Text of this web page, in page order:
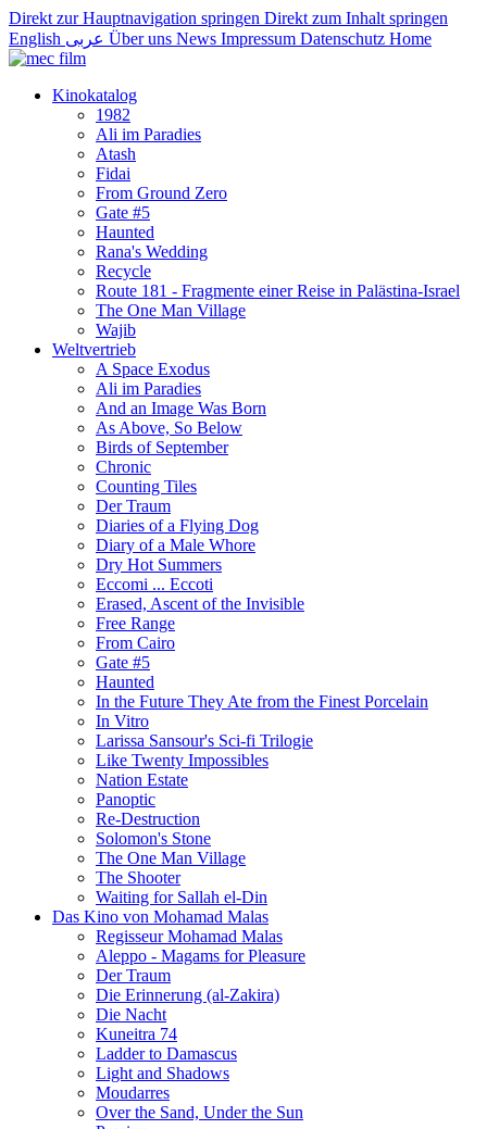
Direkt zur Hauptnavigation springen Direkt zum Inhalt springen
English
Über uns News Impressum Datenschutz Home
Kinokatalog
1982
Ali im Paradies
Atash
Fidai
From Ground Zero
Gate #5
Haunted
Rana's Wedding
Recycle
Route 181 - Fragmente einer Reise in Palästina-Israel
The One Man Village
Wajib
Weltvertrieb
A Space Exodus
Ali im Paradies
And an Image Was Born
As Above, So Below
Birds of September
Chronic
Counting Tiles
Der Traum
Diaries of a Flying Dog
Diary of a Male Whore
Dry Hot Summers
Eccomi ... Eccoti
Erased, Ascent of the Invisible
Free Range
From Cairo
Gate #5
Haunted
In the Future They Ate from the Finest Porcelain
In Vitro
Larissa Sansour's Sci-fi Trilogie
Like Twenty Impossibles
Nation Estate
Panoptic
Re-Destruction
Solomon's Stone
The One Man Village
The Shooter
Waiting for Sallah el-Din
Das Kino von Mohamad Malas
Regisseur Mohamad Malas
Aleppo - Magams for Pleasure
Der Traum
Die Erinnerung (al-Zakira)
Die Nacht
Kuneitra 74
Ladder to Damascus
Light and Shadows
Moudarres
Over the Sand, Under the Sun